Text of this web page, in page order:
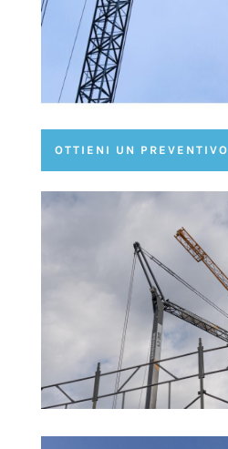
OTTIENI UN PREVENTIVO